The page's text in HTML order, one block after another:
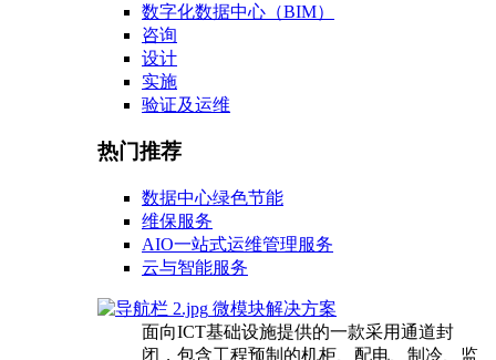
数字化数据中心（BIM）
咨询
设计
实施
验证及运维
热门推荐
数据中心绿色节能
维保服务
AIO一站式运维管理服务
云与智能服务
微模块解决方案
面向ICT基础设施提供的一款采用通道封
闭，包含工程预制的机柜、配电、制冷、监